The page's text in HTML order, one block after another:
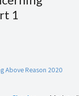
1
Above Reason 2020